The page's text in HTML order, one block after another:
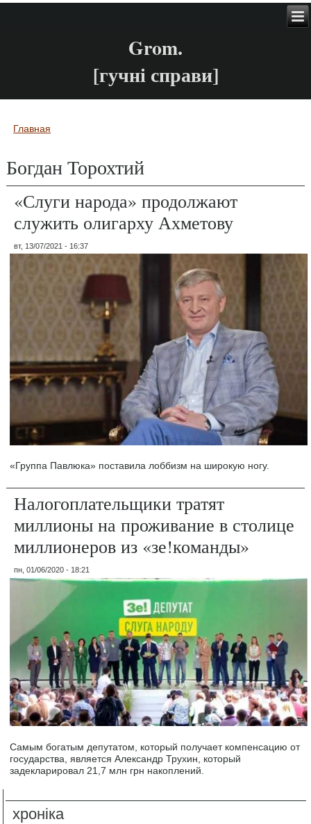
Grom.
[гучні справи]
Вы здесь
Главная
Богдан Торохтий
«Слуги народа» продолжают
служить олигарху Ахметову
вт, 13/07/2021 - 16:37
«Группа Павлюка» поставила лоббизм на широкую ногу.
Налогоплательщики тратят
миллионы на проживание в столице
миллионеров из «зе!команды»
пн, 01/06/2020 - 18:21
Самым богатым депутатом, который получает компенсацию от
государства, является Александр Трухин, который
задекларировал 21,7 млн грн накоплений.
хроніка